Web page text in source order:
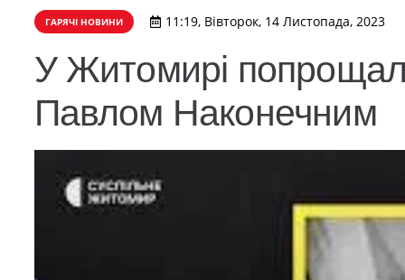
ГАРЯЧІ НОВИНИ 11:19, Вівторок, 14 Листопада, 2023
У Житомирі
Павлом Наконечним